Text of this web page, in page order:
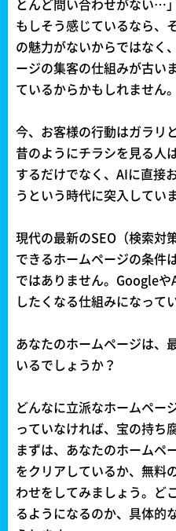
とんど問い合わせがない…」
もしそう感じているなら、
の魅力がないからではなく
ージの集客の仕組みが古い
ているからかもしれません。
今、お客様の行動はガラリ
昔のようにチラシを見る人
するだけでなく、AIに直接
うという時代に突入してい
現代の最新のSEO（検索対
できるホームページの条件
ではありません。Googleや
したくなる仕組みになって
あなたのホームページは、
いるでしょうか？
どんなに立派なホームペー
っていなければ、宝の持ち
まずは、あなたのホームペ
をクリアしているか、無料
わせをしてみましょう。ど
るようになるのか、具体的